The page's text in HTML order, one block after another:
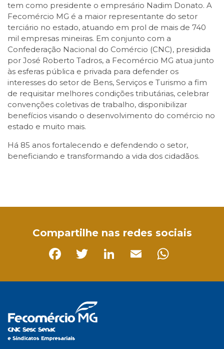
tem como presidente o empresário Nadim Donato. A
Fecomércio MG é a maior representante do setor
terciário no estado, atuando em prol de mais de 740
mil empresas mineiras. Em conjunto com a
Confederação Nacional do Comércio (CNC), presidida
por José Roberto Tadros, a Fecomércio MG atua junto
às esferas pública e privada para defender os
interesses do setor de Bens, Serviços e Turismo a fim
de requisitar melhores condições tributárias, celebrar
convenções coletivas de trabalho, disponibilizar
benefícios visando o desenvolvimento do comércio no
estado e muito mais.
Há 85 anos fortalecendo e defendendo o setor,
beneficiando e transformando a vida dos cidadãos.
Compartilhe nas redes sociais